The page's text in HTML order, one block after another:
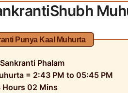
Shubh
Punya Kaal Muhurta
Phalam
= 2:43 PM to 05:45 PM
Hours 02 Mins